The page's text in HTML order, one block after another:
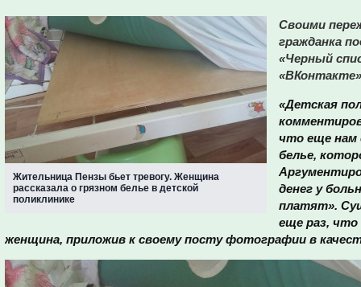
Жительница Пензы бьет тревогу. Женщина
рассказала о грязном белье в детской
поликлинике
Своими
гражданка
«Черный
«Детская
что еще нам
белье,
денег у
платят».
еще раз,
женщина, приложив к своему посту фотографии в